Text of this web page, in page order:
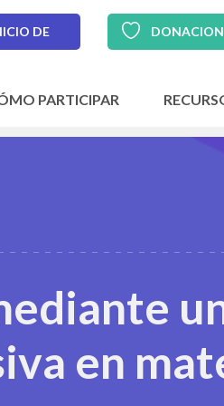
DE
PARTICIPAR
en